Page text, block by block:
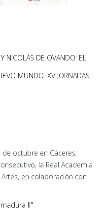
NICOLÁS DE OVANDO: EL
MUNDO. XV JORNADAS
octubre en Cáceres,
la Real Academia
en colaboración con
II"